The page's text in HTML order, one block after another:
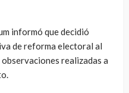
informó que decidió
de reforma electoral al
realizadas a